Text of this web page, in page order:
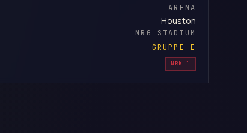
ARENA
Houston
NRG STADIUM
GRUPPE E
NRK 1